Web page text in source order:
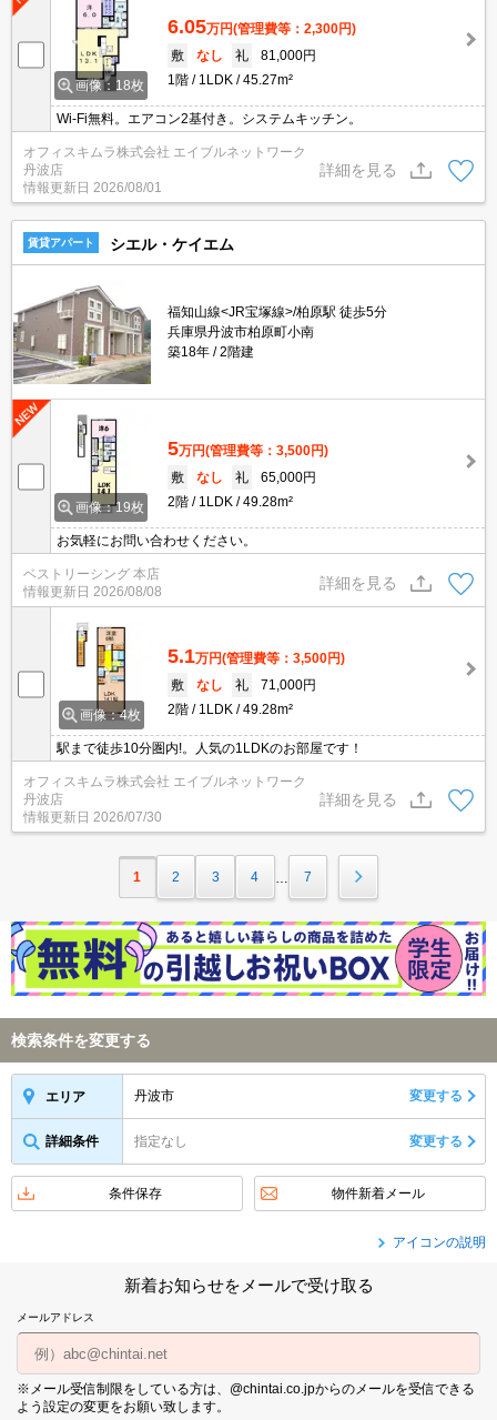
画像：18枚
6.05万円(管理費等：2,300円)
敷
なし 礼
81,000円
1階
1LDK 45.27m²
Wi-Fi無料。エアコン2基付き。システムキッチン。
オフィスキムラ株式会社 エイブルネットワーク
丹波店
情報更新日 2026/08/01
詳細を見る
賃貸アパート シエル・ケイエム
福知山線<JR宝塚線>/柏原駅 徒歩5分
兵庫県丹波市柏原町小南
築18年
2階建
画像：19枚
5万円(管理費等：3,500円)
敷
なし 礼
65,000円
2階
1LDK 49.28m²
お気軽にお問い合わせください。
ベストリーシング 本店
情報更新日 2026/08/08
詳細を見る
画像：4枚
5.1万円(管理費等：3,500円)
敷
なし 礼
71,000円
2階
1LDK 49.28m²
駅まで徒歩10分圏内!。人気の1LDKのお部屋です！
オフィスキムラ株式会社 エイブルネットワーク
丹波店
情報更新日 2026/07/30
詳細を見る
1 2 3 4 7
検索条件を変更する
エリア 丹波市 変更する
詳細条件 指定なし 変更する
条件保存 物件新着メール
アイコンの説明
新着お知らせをメールで受け取る
メールアドレス
※メール受信制限をしている方は、@chintai.co.jpからのメールを受信できる
よう設定の変更をお願い致します。